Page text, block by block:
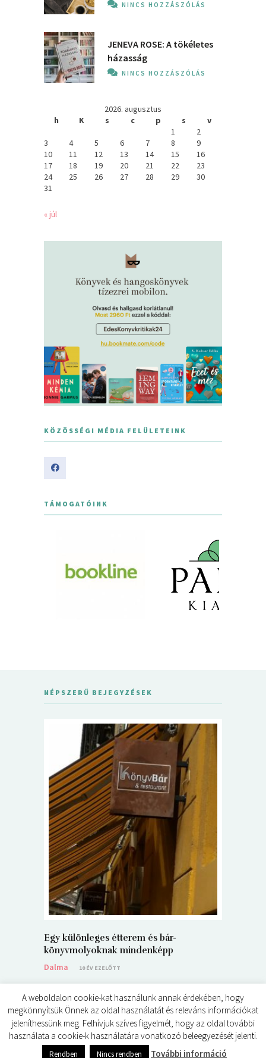
NINCS HOZZÁSZÓLÁS
JENEVA ROSE: A ​tökéletes
házasság
NINCS HOZZÁSZÓLÁS
2026. augusztus
h
K s c p s
v
1
2
3
4 5 6 7 8
9
10
11 12 13 14 15
16
17
18 19 20 21 22
23
24
25 26 27 28 29
30
31
« júl
KÖZÖSSÉGI MÉDIA FELÜLETEINK
TÁMOGATÓINK
NÉPSZERŰ BEJEGYZÉSEK
Egy különleges étterem és bár-
könyvmolyoknak mindenképp
Dalma
10 ÉV EZELŐTT
© ÉDES KIS KÖNYVKRITIKÁK 2024
A weboldalon cookie-kat használunk annak érdekében, hogy
megkönnyítsük Önnek az oldal használatát és releváns információkat
jeleníthessünk meg. Felhívjuk szíves figyelmét, hogy az oldal további
használata a cookie-k használatára vonatkozó beleegyezését jelenti.
Rendben Nincs rendben További információ